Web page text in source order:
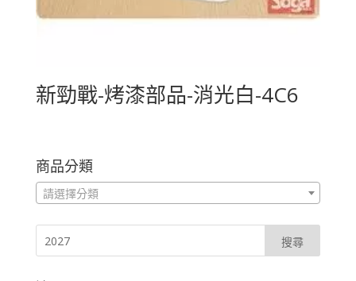
新勁戰-烤漆部品-消光白-4C6
商品分類
請選擇分類